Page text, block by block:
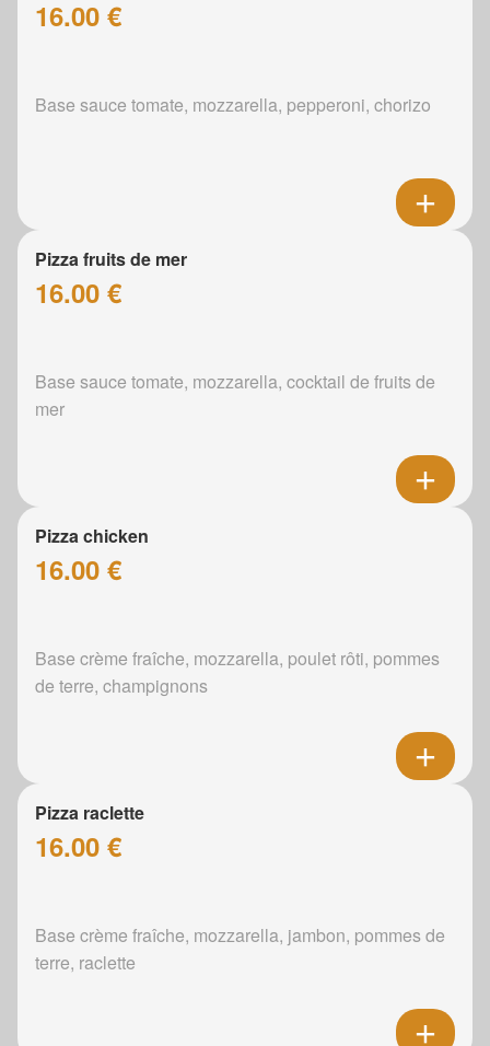
16.00 €
Base sauce tomate, mozzarella, pepperoni, chorizo
Pizza fruits de mer
16.00 €
Base sauce tomate, mozzarella, cocktail de fruits de
mer
Pizza chicken
16.00 €
Base crème fraîche, mozzarella, poulet rôti, pommes
de terre, champignons
Pizza raclette
16.00 €
Base crème fraîche, mozzarella, jambon, pommes de
terre, raclette